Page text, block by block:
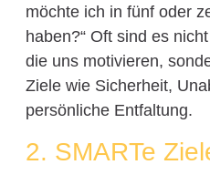
möchte ich in fünf oder
haben?“ Oft sind es
die uns motivieren,
Ziele wie Sicherheit,
persönliche Entfaltung.
2. SMARTe